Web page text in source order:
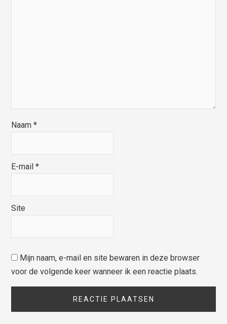
Naam*
E-mail*
Site
Mijn naam, e-mail en site bewaren in deze browser
voor de volgende keer wanneer ik een reactie plaats.